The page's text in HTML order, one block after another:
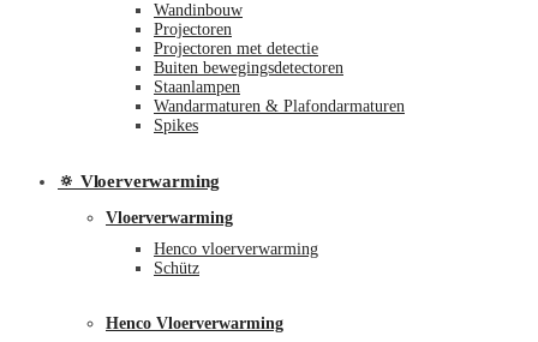
Wandinbouw
Projectoren
Projectoren met detectie
Buiten bewegingsdetectoren
Staanlampen
Wandarmaturen & Plafondarmaturen
Spikes
🔅 Vloerverwarming
Vloerverwarming
Henco vloerverwarming
Schütz
Henco Vloerverwarming